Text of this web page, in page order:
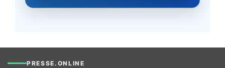
PRESSE.ONLINE